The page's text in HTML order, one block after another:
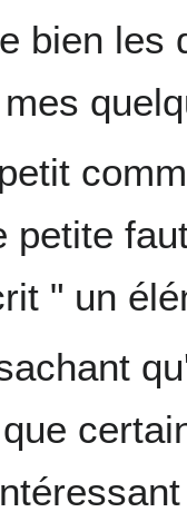
bien les
petite
" un